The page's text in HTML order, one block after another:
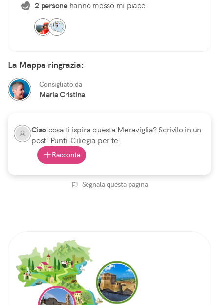
2 personehanno messo mi piace
La Mappa ringrazia:
Consigliato da
Maria Cristina
Ciaocosa ti ispira questa Meraviglia? Scrivilo in un
post! Punti-Ciliegia per te!
Racconta
Segnala questa pagina